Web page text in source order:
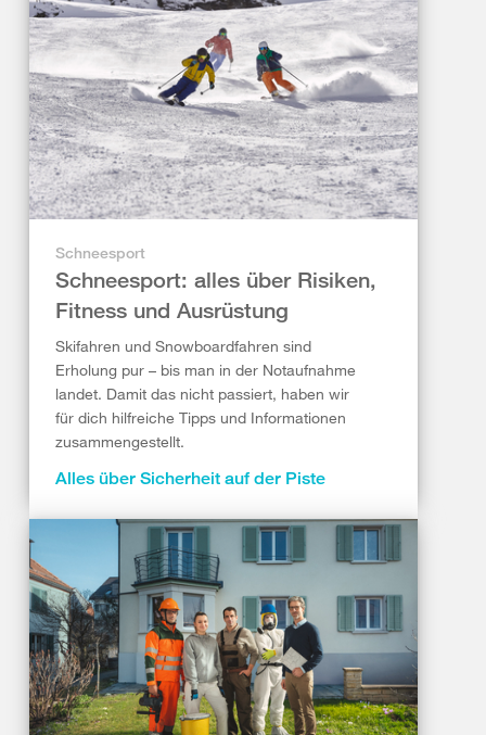
Schneesport
Schneesport: alles über Risiken,
Fitness und Ausrüstung
Skifahren und Snowboardfahren sind
Erholung pur – bis man in der Notaufnahme
landet. Damit das nicht passiert, haben wir
für dich hilfreiche Tipps und Informationen
zusammengestellt.
Alles über Sicherheit auf der Piste